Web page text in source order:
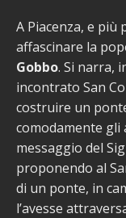
A Piacenza, e più
affascinare la
Gobbo. Si narra,
incontrato San
costruire un
comodamente
messaggio del
proponendo al
di un ponte, in
l’avesse